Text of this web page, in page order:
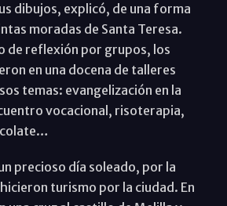
dibujos, explicó, de una forma
moradas de Santa Teresa.
de reflexión por grupos, los
en una docena de talleres
temas: evangelización en la
vocacional, risoterapia,
precioso día soleado, por la
turismo por la ciudad. En